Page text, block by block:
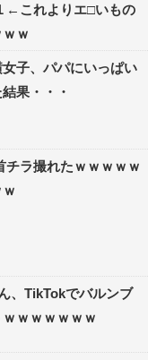
←これよりエ□いもの
ｗ
女子、パパにいっぱい
果・・・
チラ撮れたｗｗｗｗｗ
、TikTokでバルンブ
ｗｗｗｗｗｗ